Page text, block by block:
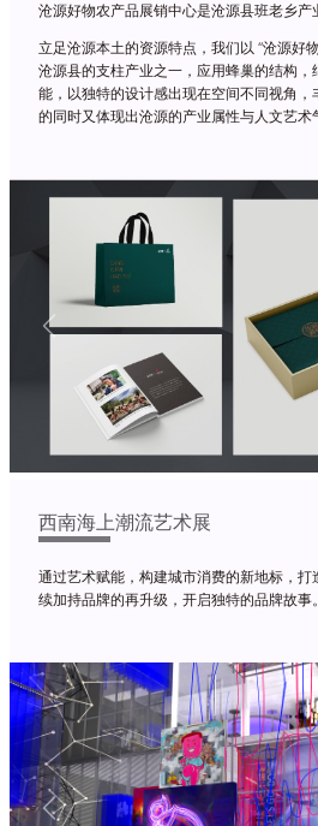
沧源好物农产品展销中心是沧源县班老乡产
立足沧源本土的资源特点，我们以 “沧源好
沧源县的支柱产业之一，应用蜂巢的结构，
能，以独特的设计感出现在空间不同视角
的同时又体现出沧源的产业属性与人文艺术
Previous
西南海上潮流艺术展
通过艺术赋能，构建城市消费的新地标，
续加持品牌的再升级，开启独特的品牌故事。
Previous